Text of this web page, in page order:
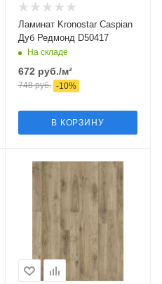
Ламинат Kronostar Caspian
Дуб Редмонд D50417
На складе
672 руб./м²
748руб. -10%
В КОРЗИНУ